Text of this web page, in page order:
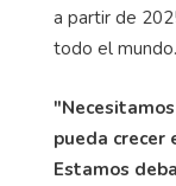
a partir de
todo el mundo.
pueda
Estamos